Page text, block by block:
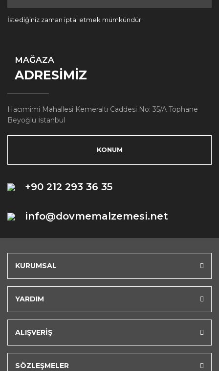
İstediğiniz zaman iptal etmek mümkündür.
MAĞAZA
ADRESİMİZ
Hacımimi Mahallesi Kemeraltı Caddesi No: 35/A Tophane
Beyoğlu İstanbul
KONUM
+90 212 293 36 35
info@dovmemalzemesi.net
KURUMSAL
YARDIM
ALIŞVERİŞ
SÖZLEŞMELER